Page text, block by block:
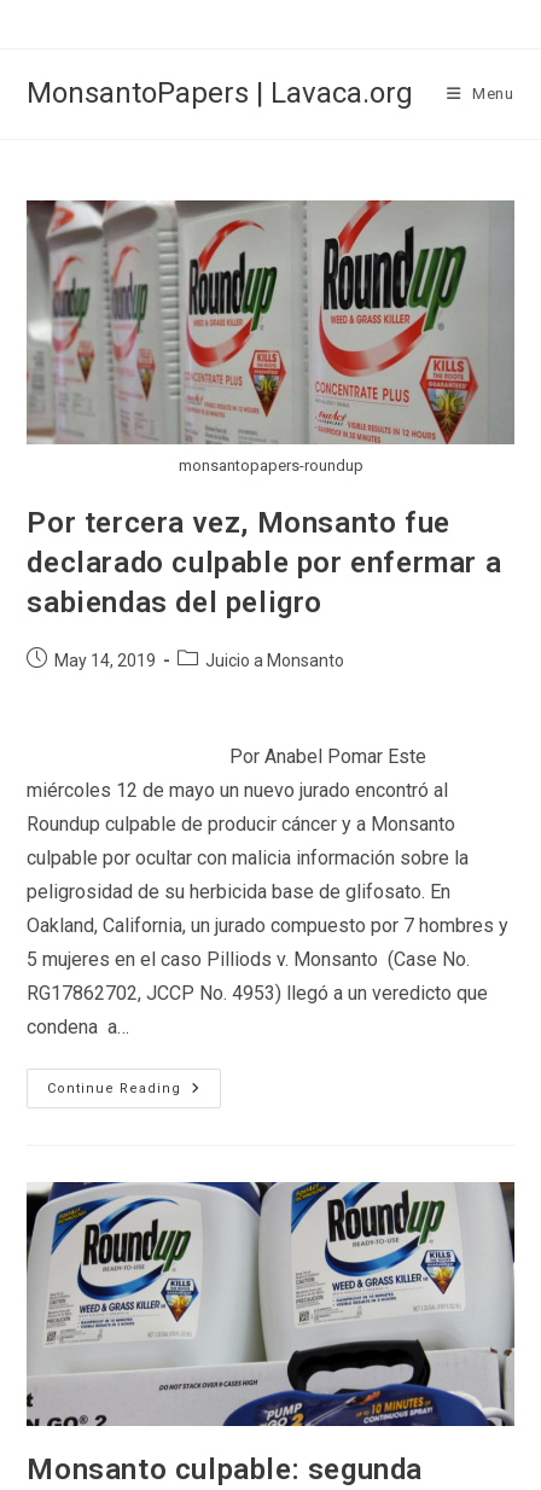
MonsantoPapers | Lavaca.org Menu
monsantopapers-roundup
Por tercera vez, Monsanto fue
declarado culpable por enfermar a
sabiendas del peligro
PostMay 14, 2019
PostJuicio a Monsanto
Por Anabel Pomar Este
miércoles 12 de mayo un nuevo jurado encontró al
Roundup culpable de producir cáncer y a Monsanto
culpable por ocultar con malicia información sobre la
peligrosidad de su herbicida base de glifosato. En
Oakland, California, un jurado compuesto por 7 hombres y
5 mujeres en el caso Pilliods v. Monsanto (Case No.
RG17862702, JCCP No. 4953) llegó a un veredicto que
condena a…
Continue Reading
Por
Tercera
Culpable
A
Sabiendas
Del
Peligro
Monsanto culpable: segunda